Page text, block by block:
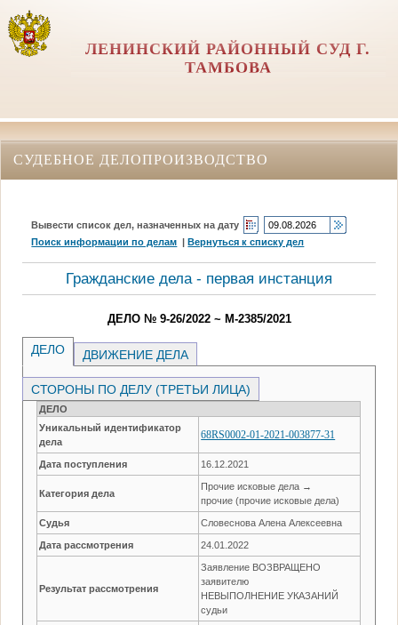
ЛЕНИНСКИЙ РАЙОННЫЙ СУД Г.
ТАМБОВА
СУДЕБНОЕ ДЕЛОПРОИЗВОДСТВО
Вывести список дел, назначенных на дату
Поиск информации по делам |Вернуться к списку дел
Гражданские дела - первая инстанция
ДЕЛО № 9-26/2022 ~ М-2385/2021
ДЕЛО ДВИЖЕНИЕ ДЕЛА
СТОРОНЫ ПО ДЕЛУ (ТРЕТЬИ ЛИЦА)
ДЕЛО
Уникальный идентификатор
дела
68RS0002-01-2021-003877-31
Дата поступления 16.12.2021
Категория дела
Прочие исковые дела →
прочие (прочие исковые дела)
Судья Словеснова Алена Алексеевна
Дата рассмотрения 24.01.2022
Результат рассмотрения
Заявление ВОЗВРАЩЕНО
заявителю
НЕВЫПОЛНЕНИЕ УКАЗАНИЙ
судьи